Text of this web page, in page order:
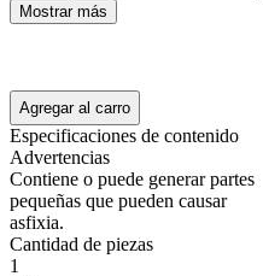
Mostrar más
Agregar al carro
Especificaciones de contenido
Advertencias
Contiene o puede generar partes
pequeñas que pueden causar
asfixia.
Cantidad de piezas
1